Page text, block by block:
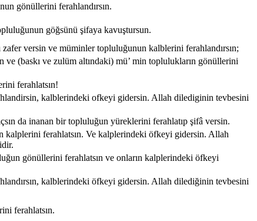
gönüllerini ferahlandırsın.
göğsünü şifaya kavuştursun.
versin ve müminler topluluğunun kalblerini ferahlandırsın;
ve (baskı ve zulüm altındaki) mü’ min toplulukların gönüllerini
ferahlatsın!
kalblerindeki ofkeyi gidersin. Allah dilediginin tevbesini
da inanan bir topluluğun yüreklerini ferahlatıp şifâ versin.
kalplerini ferahlatsın. Ve kalplerindeki öfkeyi gidersin. Allah
gönüllerini ferahlatsın ve onların kalplerindeki öfkeyi
kalblerindeki öfkeyi gidersin. Allah dilediğinin tevbesini
ferahlatsın.